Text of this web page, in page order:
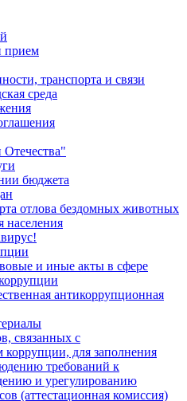
прием
транспорта и связи
среда
бюджета
отлова бездомных животных
населения
и иные акты в сфере
антикоррупционная
связанных с
коррупции, для заполнения
требований к
и урегулированию
(аттестационная комиссия)